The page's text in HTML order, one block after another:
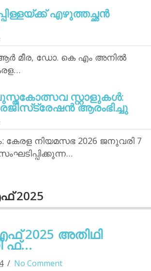
എഴുത്തച്ഛന്‍
മീര, ഡോ. കെ എം അനില്‍
സ്റ്റാളുകള്‍:
ആരംഭിച്ചു
നിയമസഭ 2026 ജനുവരി 7
2025
2025 അതിഥി
ഫ്...
No Comment